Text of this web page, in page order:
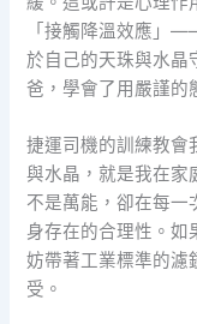
「接觸降溫效應」
於自己的天珠與水晶
爸，學會了用嚴謹的
捷運司機的訓練教會
與水晶，就是我在家
不是萬能，卻在每一
身存在的合理性。如
妨帶著工業標準的濾
受。